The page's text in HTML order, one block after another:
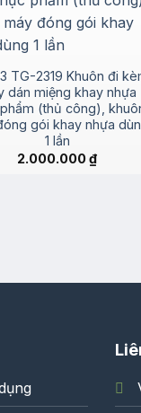
TG-2319 Khuôn đi
dán miệng khay nhựa
(thủ công),
gói khay nhựa
1 lần
2.000.000₫